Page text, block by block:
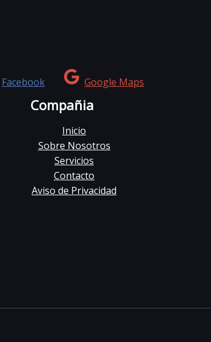
Facebook Google Maps
Compañia
Inicio
Sobre Nosotros
Servicios
Contacto
Aviso de Privacidad